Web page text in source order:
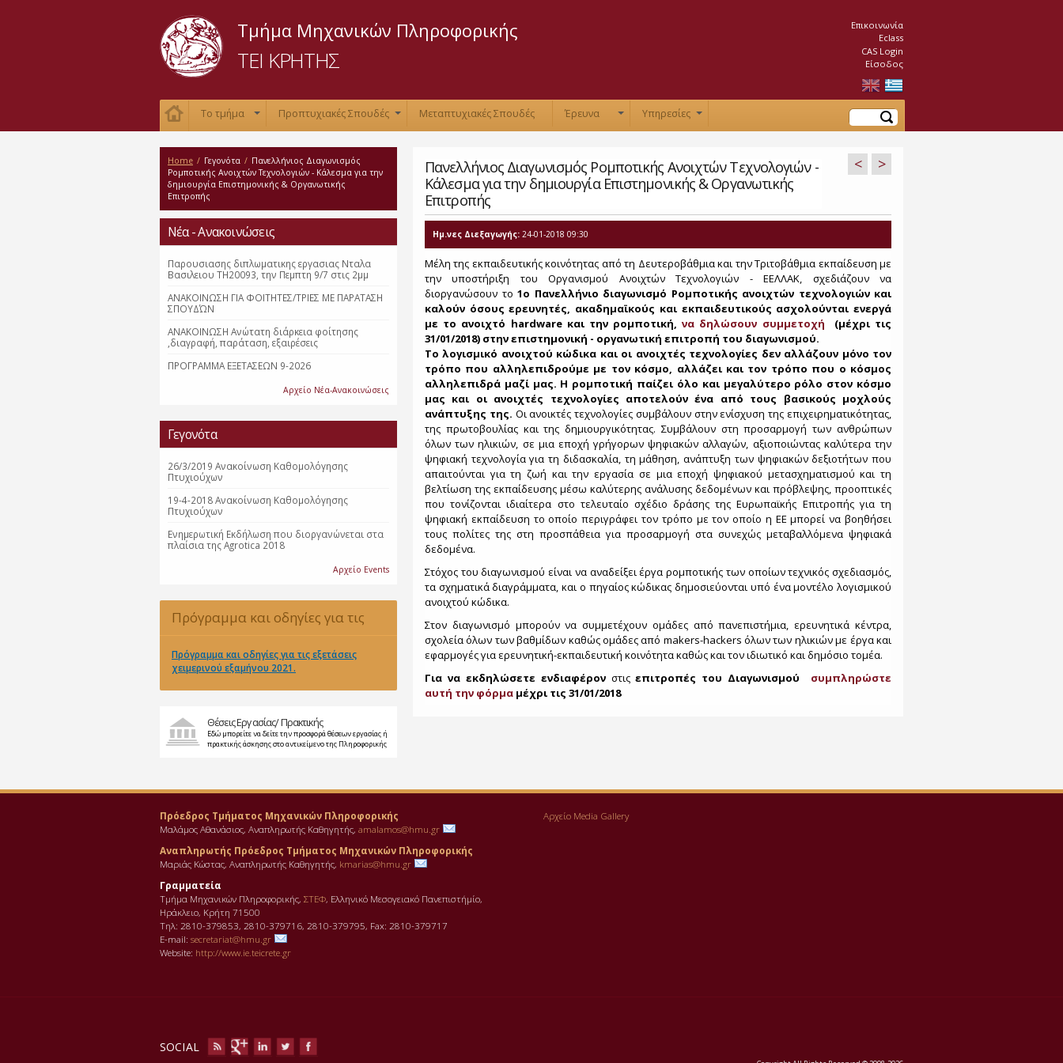
main
content
Τμήμα Μηχανικών Πληροφορικής
ΤΕΙ ΚΡΗΤΗΣ
Επικοινωνία
Eclass
CAS Login
Είσοδος
Το τμήμα Προπτυχιακές Σπουδές Μεταπτυχιακές Σπουδές Έρευνα Υπηρεσίες Αναζήτηση
Home / Γεγονότα / Πανελλήνιος Διαγωνισμός
Ρομποτικής Ανοιχτών Τεχνολογιών - Κάλεσμα για την
δημιουργία Επιστημονικής & Οργανωτικής
Επιτροπής
Νέα - Ανακοινώσεις
Παρουσιασης διπλωματικης εργασιας Νταλα
Βασιλειου ΤΗ20093, την Πεμπτη 9/7 στις 2μμ
ΑΝΑΚΟΙΝΩΣΗ ΓΙΑ ΦΟΙΤΗΤΕΣ/ΤΡΙΕΣ ΜΕ ΠΑΡΑΤΑΣΗ
ΣΠΟΥΔΏΝ
ΑΝΑΚΟΙΝΩΣΗ Ανώτατη διάρκεια φοίτησης
,διαγραφή, παράταση, εξαιρέσεις
ΠΡΟΓΡΑΜΜΑ ΕΞΕΤΑΣΕΩΝ 9-2026
Αρχείο Νέα-Ανακοινώσεις
Γεγονότα
26/3/2019 Ανακοίνωση Καθομολόγησης
Πτυχιούχων
19-4-2018 Ανακοίνωση Καθομολόγησης
Πτυχιούχων
Eνημερωτική Eκδήλωση που διοργανώνεται στα
πλαίσια της Agrotica 2018
Αρχείο Events
Πρόγραμμα και οδηγίες για τις
εξετάσεις χειμερινού εξαμήνου 2021.
Πρόγραμμα και οδηγίες για τις εξετάσεις
χειμερινού εξαμήνου 2021.
Θέσεις Εργασίας/ Πρακτικής
Εδώ μπορείτε να δείτε την προσφορά θέσεων εργασίας ή
πρακτικής άσκησης στο αντικείμενο της Πληροφορικής
Πανελλήνιος Διαγωνισμός Ρομποτικής Ανοιχτών Τεχνολογιών -
Κάλεσμα για την δημιουργία Επιστημονικής & Οργανωτικής
Επιτροπής
< >
Ημ.νες Διεξαγωγής: 24-01-2018 09:30
Μέλη της εκπαιδευτικής κοινότητας από τη Δευτεροβάθμια και την Τριτοβάθμια εκπαίδευση με
την υποστήριξη του Οργανισμού Ανοιχτών Τεχνολογιών - ΕΕΛΛΑΚ, σχεδιάζουν να
διοργανώσουν το 1ο Πανελλήνιο διαγωνισμό Ρομποτικής ανοιχτών τεχνολογιών και
καλούν όσους ερευνητές, ακαδημαϊκούς και εκπαιδευτικούς ασχολούνται ενεργά
με το ανοιχτό hardware και την ρομποτική,να δηλώσουν συμμετοχή
(μέχρι τις
31/01/2018) στην επιστημονική - οργανωτική επιτροπή του διαγωνισμού.
Το λογισμικό ανοιχτού κώδικα και οι ανοιχτές τεχνολογίες δεν αλλάζουν μόνο τον
τρόπο που αλληλεπιδρούμε με τον κόσμο, αλλάζει και τον τρόπο που ο κόσμος
αλληλεπιδρά μαζί μας. Η ρομποτική παίζει όλο και μεγαλύτερο ρόλο στον κόσμο
μας και οι ανοιχτές τεχνολογίες αποτελούν ένα από τους βασικούς μοχλούς
ανάπτυξης της. Οι ανοικτές τεχνολογίες συμβάλουν στην ενίσχυση της επιχειρηματικότητας,
της πρωτοβουλίας και της δημιουργικότητας. Συμβάλουν στη προσαρμογή των ανθρώπων
όλων των ηλικιών, σε μια εποχή γρήγορων ψηφιακών αλλαγών, αξιοποιώντας καλύτερα την
ψηφιακή τεχνολογία για τη διδασκαλία, τη μάθηση, ανάπτυξη των ψηφιακών δεξιοτήτων που
απαιτούνται για τη ζωή και την εργασία σε μια εποχή ψηφιακού μετασχηματισμού και τη
βελτίωση της εκπαίδευσης μέσω καλύτερης ανάλυσης δεδομένων και πρόβλεψης, προοπτικές
που τονίζονται ιδιαίτερα στο τελευταίο σχέδιο δράσης της Ευρωπαϊκής Επιτροπής για τη
ψηφιακή εκπαίδευση το οποίο περιγράφει τον τρόπο με τον οποίο η ΕΕ μπορεί να βοηθήσει
τους πολίτες της στη προσπάθεια για προσαρμογή στα συνεχώς μεταβαλλόμενα ψηφιακά
δεδομένα.
Στόχος του διαγωνισμού είναι να αναδείξει έργα ρομποτικής των οποίων τεχνικός σχεδιασμός,
τα σχηματικά διαγράμματα, και ο πηγαίος κώδικας δημοσιεύονται υπό ένα μοντέλο λογισμικού
ανοιχτού κώδικα.
Στον διαγωνισμό μπορούν να συμμετέχουν ομάδες από πανεπιστήμια, ερευνητικά κέντρα,
σχολεία όλων των βαθμίδων καθώς ομάδες από makers-hackers όλων των ηλικιών με έργα και
εφαρμογές για ερευνητική-εκπαιδευτική κοινότητα καθώς και τον ιδιωτικό και δημόσιο τομέα.
Για να εκδηλώσετε ενδιαφέρον στιςεπιτροπές του Διαγωνισμού συμπληρώστε
αυτή την φόρμα μέχρι τις 31/01/2018
Πρόεδρος Τμήματος Μηχανικών Πληροφορικής
Μαλάμος Αθανάσιος, Αναπληρωτής Καθηγητής, amalamos@hmu.gr
Αναπληρωτής Πρόεδρος Τμήματος Μηχανικών Πληροφορικής
Μαριάς Κώστας, Αναπληρωτής Καθηγητής, kmarias@hmu.gr
Γραμματεία
Τμήμα Μηχανικών Πληροφορικής, ΣΤΕΦ, Ελληνικό Μεσογειακό Πανεπιστήμίο,
Ηράκλειο, Κρήτη 71500
Τηλ: 2810-379853, 2810-379716, 2810-379795, Fax: 2810-379717
E-mail: secretariat@hmu.gr
Website: http://www.ie.teicrete.gr
Αρχείο Media Gallery
SOCIAL